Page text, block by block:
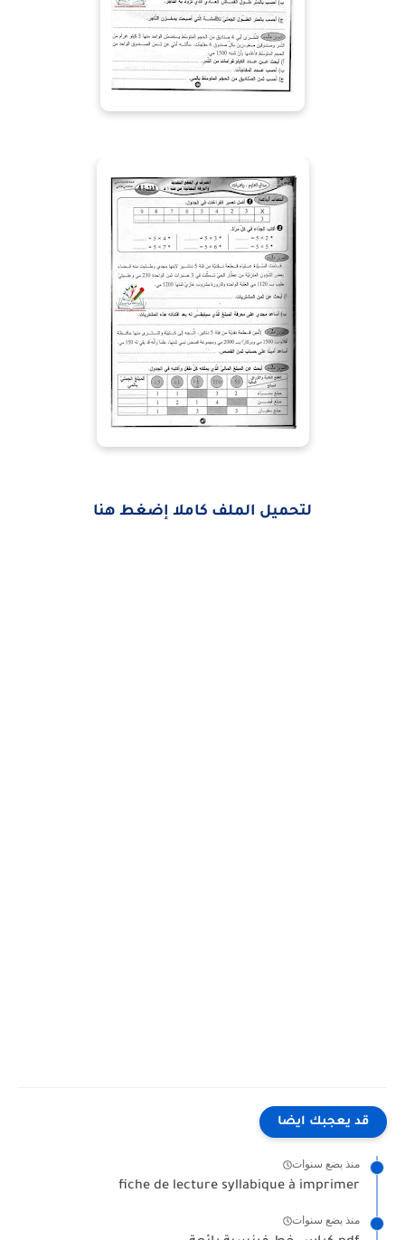
لتحميل الملف كاملا إضغط هنا
قد يعجبك ايضا
منذ بضع سنوات
fiche de lecture syllabique à imprimer
منذ بضع سنوات